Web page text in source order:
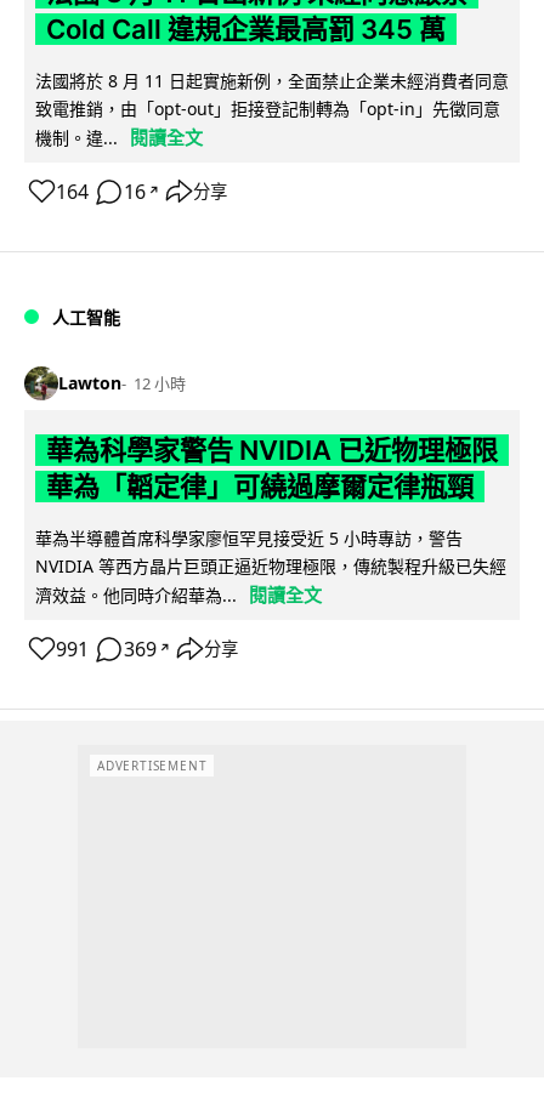
Cold Call 違規企業最高罰 345 萬
法國將於 8 月 11 日起實施新例，全面禁止企業未經消費者同意
致電推銷，由「opt-out」拒接登記制轉為「opt-in」先徵同意
機制。違...
閱讀全文
164 16 ↗ 分享
人工智能
Lawton 12 小時
華為科學家警告 NVIDIA 已近物理極限
華為「韜定律」可繞過摩爾定律瓶頸
華為半導體首席科學家廖恒罕見接受近 5 小時專訪，警告
NVIDIA 等西方晶片巨頭正逼近物理極限，傳統製程升級已失經
濟效益。他同時介紹華為...
閱讀全文
991 369 ↗ 分享
ADVERTISEMENT